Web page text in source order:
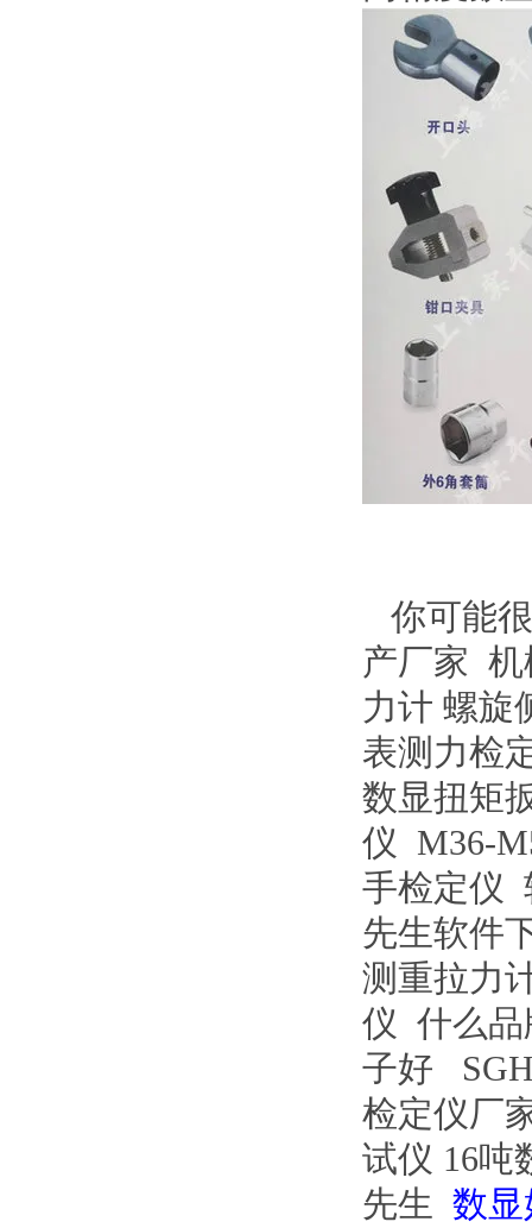
你可能
产厂家 机
力计 螺旋
表测力检
数显扭矩
仪 M36-
手检定仪
先生软件
测重拉力
仪 什么
子好
检定仪厂
试仪 16吨
先生 数